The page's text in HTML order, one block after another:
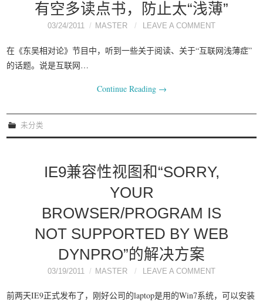
有空多读点书，防止太“浅薄”
03/24/2011 MASTER LEAVE A COMMENT
在《东吴相对论》节目中，听到一些关于阅读、关于“互联网浅薄症”
的话题。说是互联网…
Continue Reading →
未分类
IE9兼容性视图和“SORRY,
YOUR
BROWSER/PROGRAM IS
NOT SUPPORTED BY WEB
DYNPRO”的解决方案
03/19/2011 MASTER LEAVE A COMMENT
前两天IE9正式发布了，刚好公司的laptop是用的Win7系统，可以安装